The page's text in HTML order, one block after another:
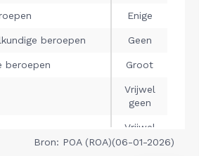
Bron: POA (ROA)(06-01-2026)